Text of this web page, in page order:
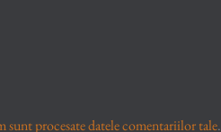
sunt procesate datele comentariilor tale.